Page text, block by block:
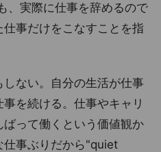
、実際に仕事を辞めるので
事だけをこなすことを指
ない。自分の生活が仕事
を続ける。仕事やキャリ
って働くという価値観か
仕事ぶりだから"quiet